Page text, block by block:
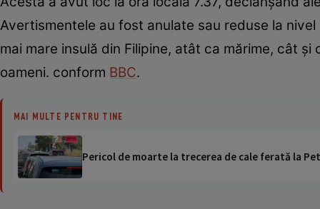
Avertismentele au fost anulate sau reduse la
mai mare insulă din Filipine, atât ca mărime, cât
oameni. conform BBC.
MAI MULTE PENTRU TINE
Pericol de moarte la trecerea de cale ferată la